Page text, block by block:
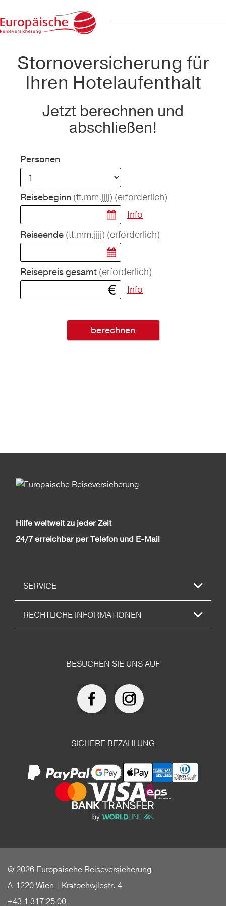
Stornoversicherung für
Ihren Hotelaufenthalt
Jetzt berechnen und
abschließen!
Personen
Reisebeginn (tt.mm.jjjj) (erforderlich)
Info
Reiseende (tt.mm.jjjj) (erforderlich)
Reisepreis gesamt (erforderlich)
Info
berechnen
Hilfe weltweit zu jeder Zeit
24/7 erreichbar per Telefon und E-Mail
SERVICE
RECHTLICHE INFORMATIONEN
BESUCHEN SIE UNS AUF
SICHERE BEZAHLUNG
© 2026 Europäische Reiseversicherung
A-1220 Wien | Kratochwjlestr. 4
+43 1 317 25 00